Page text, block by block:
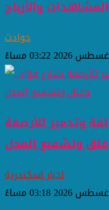
المشاهدات والأرباح
حوادث
وتدمير للأرصفة
وتشميع المحل
اخبار اسكندرية